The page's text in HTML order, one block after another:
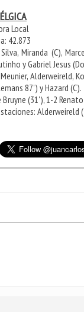
Local
42.873
Miranda (C),
y Gabriel Jesus
Alderweireld,
87') y Hazard (C).
Bruyne (31'), 1-2
Alderweireld